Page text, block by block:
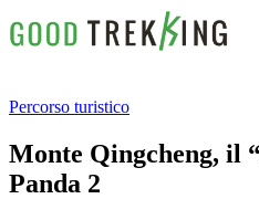
Percorso turistico
Monte Qingcheng, il
Panda 2